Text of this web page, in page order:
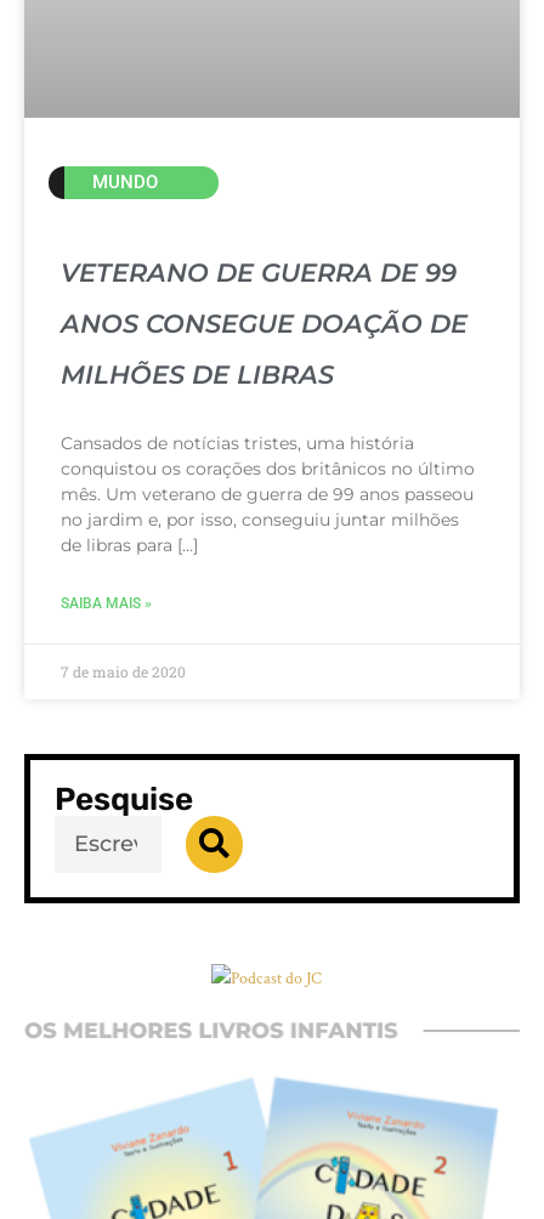
MUNDO
VETERANO DE GUERRA DE 99
ANOS CONSEGUE DOAÇÃO DE
MILHÕES DE LIBRAS
Cansados de notícias tristes, uma história
conquistou os corações dos britânicos no último
mês. Um veterano de guerra de 99 anos passeou
no jardim e, por isso, conseguiu juntar milhões
de libras para […]
SAIBA MAIS »
7 de maio de 2020
Pesquise